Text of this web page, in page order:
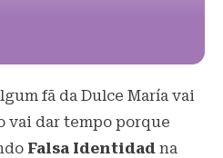
fã da Dulce María vai
vai dar tempo porque
Falsa Identidad na